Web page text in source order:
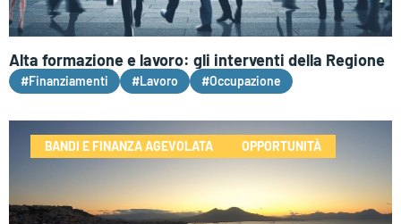
Alta formazione e lavoro: gli interventi della Regione
#Finanziamenti #Lavoro #Occupazione
BANDI E FINANZA AGEVOLATA OPPORTUNITÀ